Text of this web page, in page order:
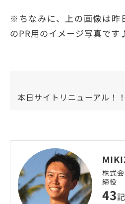
※ちなみに、上の画像は昨
のPR用のイメージ写真で
本日サイトリニューアル！！
株式
締役
43